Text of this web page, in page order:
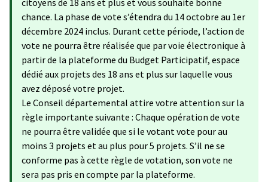
citoyens de 18 ans et plus et vous souhaite bonne
chance. La phase de vote s’étendra du 14 octobre au 1er
décembre 2024 inclus. Durant cette période, l’action de
vote ne pourra être réalisée que par voie électronique à
partir de la plateforme du Budget Participatif, espace
dédié aux projets des 18 ans et plus sur laquelle vous
avez déposé votre projet.
Le Conseil départemental attire votre attention sur la
règle importante suivante : Chaque opération de vote
ne pourra être validée que si le votant vote pour au
moins 3 projets et au plus pour 5 projets. S’il ne se
conforme pas à cette règle de votation, son vote ne
sera pas pris en compte par la plateforme.